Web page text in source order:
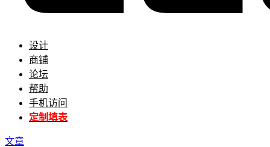
设计
商铺
论坛
帮助
手机访问
定制填表
文章